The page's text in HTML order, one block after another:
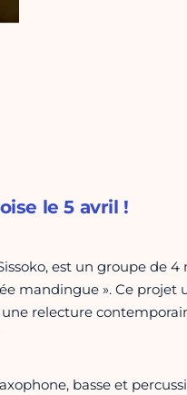
le 5 avril !
est un groupe de
mandingue ». Ce projet
relecture
basse et